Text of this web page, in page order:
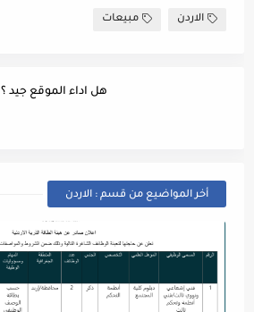
الاردن مبيعات
هل اداء الموقع جيد ؟
أخر المواضيع من قسم : الاردن